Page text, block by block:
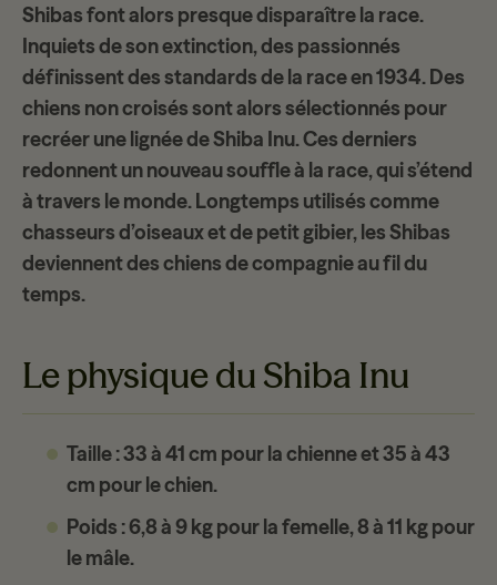
Shibas font alors presque disparaître la race.
Inquiets de son extinction, des passionnés
définissent desstandards de la raceen 1934. Des
chiens non croisés sont alors sélectionnés pour
recréer une lignée de Shiba Inu. Ces derniers
redonnent un nouveau souffle à la race, qui s’étend
à travers le monde. Longtemps utilisés comme
chasseursd’oiseaux et de petit gibier, les Shibas
deviennent des chiens de compagnie au fil du
temps.
Le physique du Shiba Inu
Taille: 33 à 41 cm pour la chienne et 35 à 43
cm pour le chien.
Poids : 6,8 à 9 kg pour la femelle, 8 à 11 kg pour
le mâle.